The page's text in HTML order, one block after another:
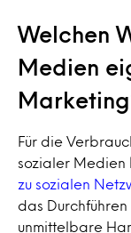
Welchen
Medien
Für die
sozialer Medien
zu sozialen
das
unmittelbare